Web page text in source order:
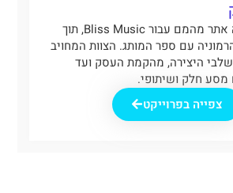
פיתחנו בקפידה אתר מהמם עבור Bliss Music, תוך
עם ספר המותג. הצוות המחויב
היצירה, מהקמת העסק ועד
מסע חלק ושיתופי.
צפייה בפרוייקט